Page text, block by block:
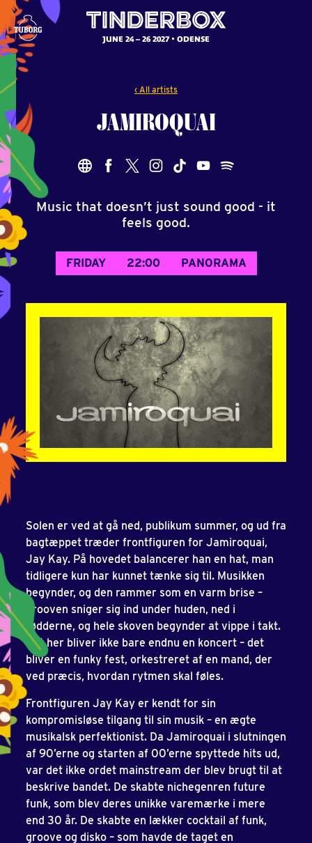
JUNE 24 – 26 2027 ODENSE
‹ All artists
JAMIROQUAI
Music that doesn’t just sound good - it
feels good.
FRIDAY 22:00 PANORAMA
Solen er ved at gå ned, publikum summer, og ud fra
bagtæppet træder frontfiguren for Jamiroquai,
Jay Kay. På hovedet balancerer han en hat, man
tidligere kun har kunnet tænke sig til. Musikken
begynder, og den rammer som en varm brise –
grooven sniger sig ind under huden, ned i
fødderne, og hele skoven begynder at vippe i takt.
Det her bliver ikke bare endnu en koncert – det
bliver en funky fest, orkestreret af en mand, der
ved præcis, hvordan rytmen skal føles.
Frontfiguren Jay Kay er kendt for sin
kompromisløse tilgang til sin musik – en ægte
musikalsk perfektionist. Da Jamiroquai i slutningen
af 90’erne og starten af 00’erne spyttede hits ud,
var det ikke ordet mainstream der blev brugt til at
beskrive bandet. De skabte nichegenren future
funk, som blev deres unikke varemærke i mere
end 30 år. De skabte en lækker cocktail af funk,
groove og disko – som havde de taget en